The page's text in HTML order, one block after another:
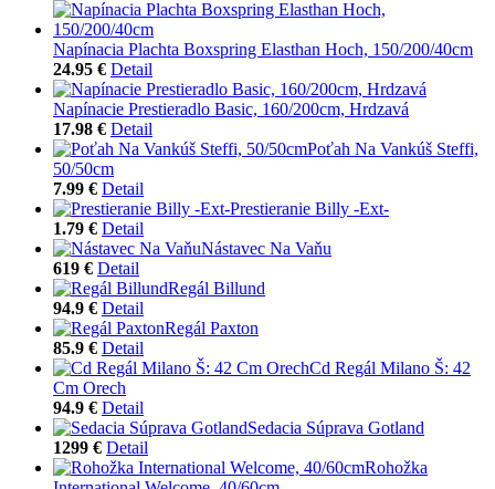
Napínacia Plachta Boxspring Elasthan Hoch, 150/200/40cm
24.95 € Detail
Napínacie Prestieradlo Basic, 160/200cm, Hrdzavá
17.98 € Detail
Poťah Na Vankúš Steffi,
50/50cm
7.99 € Detail
Prestieranie Billy -Ext-
1.79 € Detail
Nástavec Na Vaňu
619 € Detail
Regál Billund
94.9 € Detail
Regál Paxton
85.9 € Detail
Cd Regál Milano Š: 42
Cm Orech
94.9 € Detail
Sedacia Súprava Gotland
1299 € Detail
Rohožka